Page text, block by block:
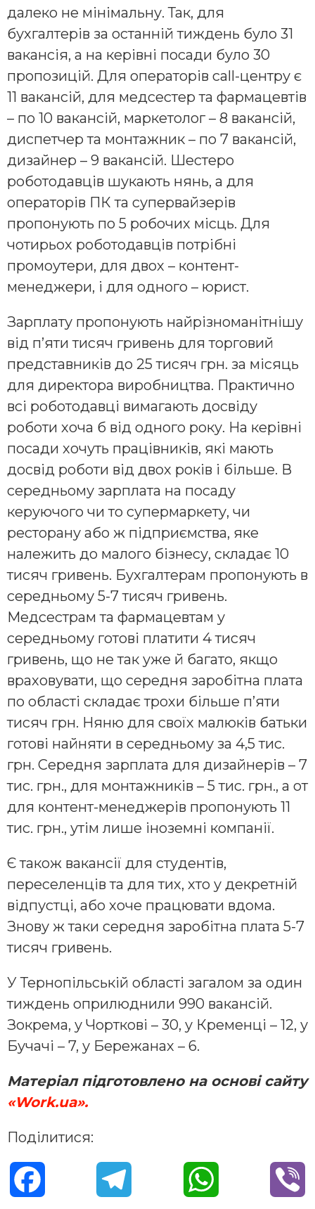
далеко не мінімальну. Так, для
бухгалтерів за останній тиждень було 31
вакансія, а на керівні посади було 30
пропозицій. Для операторів call-центру є
11 вакансій, для медсестер та фармацевтів
– по 10 вакансій, маркетолог – 8 вакансій,
диспетчер та монтажник – по 7 вакансій,
дизайнер – 9 вакансій. Шестеро
роботодавців шукають нянь, а для
операторів ПК та супервайзерів
пропонують по 5 робочих місць. Для
чотирьох роботодавців потрібні
промоутери, для двох – контент-
менеджери, і для одного – юрист.
Зарплату пропонують найрізноманітнішу
від п’яти тисяч гривень для торговий
представників до 25 тисяч грн. за місяць
для директора виробництва. Практично
всі роботодавці вимагають досвіду
роботи хоча б від одного року. На керівні
посади хочуть працівників, які мають
досвід роботи від двох років і більше. В
середньому зарплата на посаду
керуючого чи то супермаркету, чи
ресторану або ж підприємства, яке
належить до малого бізнесу, складає 10
тисяч гривень. Бухгалтерам пропонують в
середньому 5-7 тисяч гривень.
Медсестрам та фармацевтам у
середньому готові платити 4 тисяч
гривень, що не так уже й багато, якщо
враховувати, що середня заробітна плата
по області складає трохи більше п’яти
тисяч грн. Няню для своїх малюків батьки
готові найняти в середньому за 4,5 тис.
грн. Середня зарплата для дизайнерів – 7
тис. грн., для монтажників – 5 тис. грн., а от
для контент-менеджерів пропонують 11
тис. грн., утім лише іноземні компанії.
Є також вакансії для студентів,
переселенців та для тих, хто у декретній
відпустці, або хоче працювати вдома.
Знову ж таки середня заробітна плата 5-7
тисяч гривень.
У Тернопільській області загалом за один
тиждень оприлюднили 990 вакансій.
Зокрема, у Чорткові – 30, у Кременці – 12, у
Бучачі – 7, у Бережанах – 6.
Матеріал підготовлено на основісайту
«Work.ua».
Поділитися: